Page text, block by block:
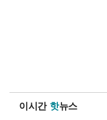
이시간 핫뉴스